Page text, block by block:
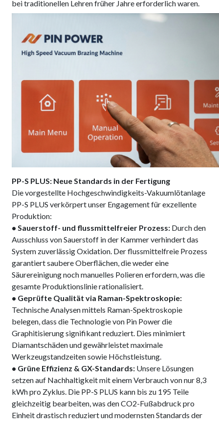
bei traditionellen Lehren früher Jahre erforderlich waren.
PP-S PLUS: Neue Standards in der Fertigung
Die vorgestellte Hochgeschwindigkeits-Vakuumlötanlage
PP-S PLUS verkörpert unser Engagement für exzellente
Produktion:
• Sauerstoff- und flussmittelfreier Prozess: Durch den
Ausschluss von Sauerstoff in der Kammer verhindert das
System zuverlässig Oxidation. Der flussmittelfreie Prozess
garantiert saubere Oberflächen, die weder eine
Säurereinigung noch manuelles Polieren erfordern, was die
gesamte Produktionslinie rationalisiert.
• Geprüfte Qualität via Raman-Spektroskopie:
Technische Analysen mittels Raman-Spektroskopie
belegen, dass die Technologie von Pin Power die
Graphitisierung signifikant reduziert. Dies minimiert
Diamantschäden und gewährleistet maximale
Werkzeugstandzeiten sowie Höchstleistung.
• Grüne Effizienz & GX-Standards: Unsere Lösungen
setzen auf Nachhaltigkeit mit einem Verbrauch von nur 8,3
kWh pro Zyklus. Die PP-S PLUS kann bis zu 195 Teile
gleichzeitig bearbeiten, was den CO2-Fußabdruck pro
Einheit drastisch reduziert und modernsten Standards der